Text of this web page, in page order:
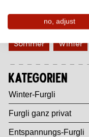
Themen
Sommer Winter
Kategorien
Winter-Furgli
Furgli ganz privat
Entspannungs-Furgli
no, adjust